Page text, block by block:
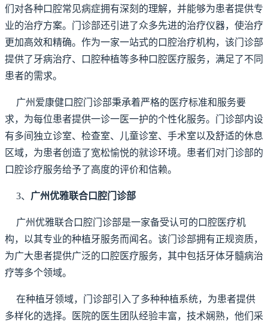
们对各种口腔常见病症拥有深刻的理解，并能够为患者提供专
业的治疗方案。门诊部还引进了众多先进的治疗仪器，使治疗
更加高效和精确。作为一家一站式的口腔治疗机构，该门诊部
提供了牙病治疗、口腔种植等多种口腔医疗服务，满足了不同
患者的需求。
广州爱康健口腔门诊部秉承着严格的医疗标准和服务要
求，为每位患者提供一诊一医一护的个性化服务。门诊部内设
有多间独立诊室、检查室、儿童诊室、手术室以及舒适的休息
区域，为患者创造了宽松愉悦的就诊环境。患者们对门诊部的
口腔诊疗服务给予了高度的评价和信赖。
3、 广州优雅联合口腔门诊部
广州优雅联合口腔门诊部是一家备受认可的口腔医疗机
构，以其专业的种植牙服务而闻名。该门诊部拥有正规资质，
为广大患者提供广泛的口腔医疗服务，其中包括牙体牙髓病治
疗等多个领域。
在种植牙领域，门诊部引入了多种种植系统，为患者提供
多样化的选择。医院的医生团队经验丰富，技术娴熟，他们采